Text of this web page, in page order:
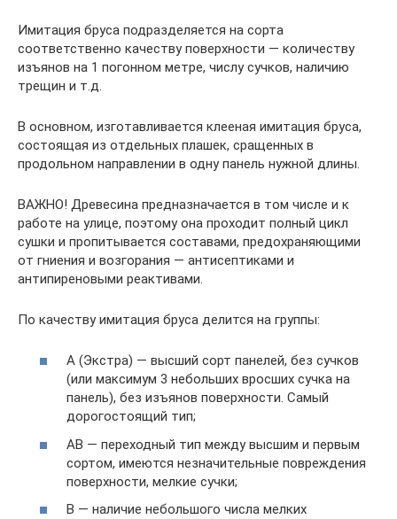
Имитация бруса подразделяется на сорта
соответственно качеству поверхности — количеству
изъянов на 1 погонном метре, числу сучков, наличию
трещин и т.д.
В основном, изготавливается клееная имитация бруса,
состоящая из отдельных плашек, сращенных в
продольном направлении в одну панель нужной длины.
ВАЖНО! Древесина предназначается в том числе и к
работе на улице, поэтому она проходит полный цикл
сушки и пропитывается составами, предохраняющими
от гниения и возгорания — антисептиками и
антипиреновыми реактивами.
По качеству имитация бруса делится на группы:
А (Экстра) — высший сорт панелей, без сучков
(или максимум 3 небольших вросших сучка на
панель), без изъянов поверхности. Самый
дорогостоящий тип;
АВ — переходный тип между высшим и первым
сортом, имеются незначительные повреждения
поверхности, мелкие сучки;
В — наличие небольшого числа мелких